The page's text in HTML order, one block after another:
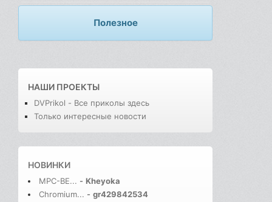
Полезное
НАШИ ПРОЕКТЫ
DVPrikol - Все приколы здесь
Только интересные новости
НОВИНКИ
MPC-BE... - Kheyoka
Chromium... - gr429842534